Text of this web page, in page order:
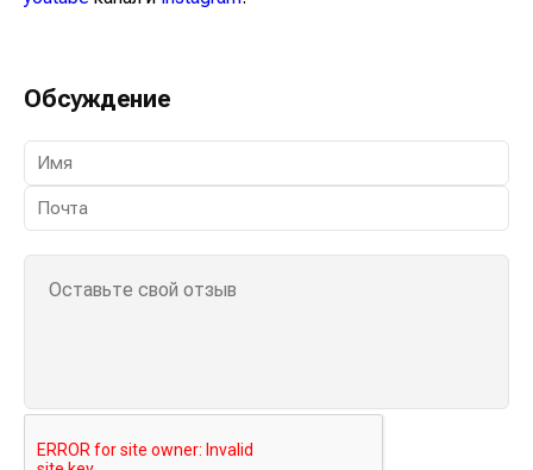
Обсуждение